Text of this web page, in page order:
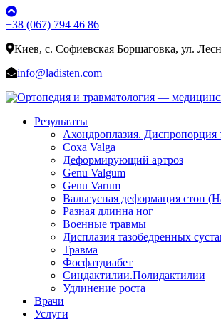
+38 (067) 794 46 86
Киев, с. Софиевская Борщаговка, ул.
info@ladisten.com
Результаты
Ахондроплазия. Диспропорция
Coxa Valga
Деформирующий артроз
Genu Valgum
Genu Varum
Вальгусная деформация стоп
Разная длинна ног
Военные травмы
Дисплазия тазобедренных
Травма
Фосфатдиабет
Синдактилии.Полидактилии
Удлинение роста
Врачи
Услуги